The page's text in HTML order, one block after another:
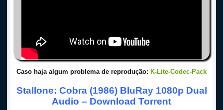
Caso haja algum problema de reprodução: K-Lite-Codec-Pack
Stallone: Cobra (1986) BluRay 1080p Dual
Audio – Download Torrent